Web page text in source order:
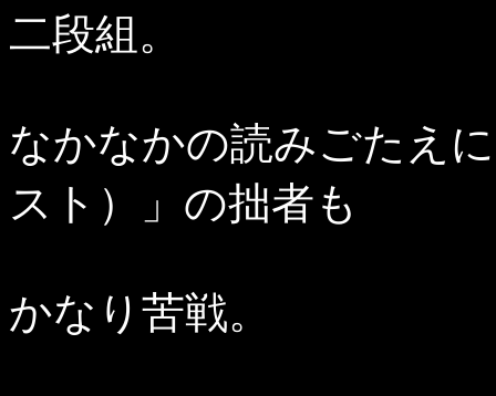
二段組。
なかなかの読みごたえ
スト）」の拙者も
かなり苦戦。